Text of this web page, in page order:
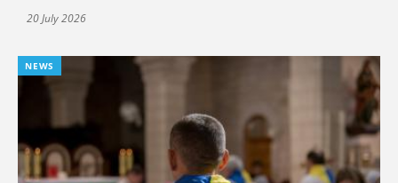
20 July 2026
NEWS